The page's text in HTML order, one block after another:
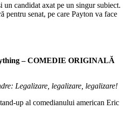
candidat axat pe un singur subiect.
pentru senat, pe care Payton va face
– COMEDIE ORIGINALĂ
Legalizare, legalizare, legalizare!
up al comedianului american Eric